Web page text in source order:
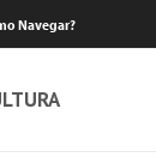
Navegar?